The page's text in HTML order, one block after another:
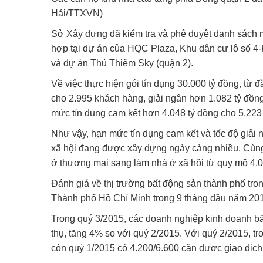
Hải/TTXVN)
Sở Xây dựng đã kiểm tra và phê duyệt danh
hợp tại dự án của HQC Plaza, Khu dân cư lô số
và dự án Thủ Thiêm Sky (quận 2).
Về việc thực hiện gói tín dụng 30.000 tỷ đồng, từ
cho 2.995 khách hàng, giải ngân hơn 1.082 tỷ
mức tín dụng cam kết hơn 4.048 tỷ đồng cho
Như vậy, hạn mức tín dụng cam kết và tốc độ
xã hội đang được xây dựng ngày càng nhiều.
ở thương mại sang làm nhà ở xã hội từ quy mô
Đánh giá về thị trường bất động sản thành phố
Thành phố Hồ Chí Minh trong 9 tháng đầu năm
Trong quý 3/2015, các doanh nghiệp kinh doanh
thụ, tăng 4% so với quý 2/2015. Với quý 2/2015,
còn quý 1/2015 có 4.200/6.600 căn được giao